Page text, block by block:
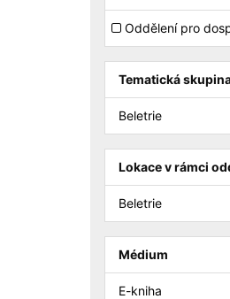
Oddělení pro
Tematická
Beletrie
Lokace v rámci
Beletrie
Médium
E-kniha